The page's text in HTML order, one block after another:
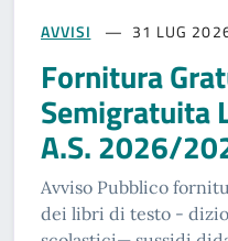
AVVISI 31 LUG
Fornitura
Semigratuita
A.S. 2026/
Avviso Pubblico
dei libri di testo -